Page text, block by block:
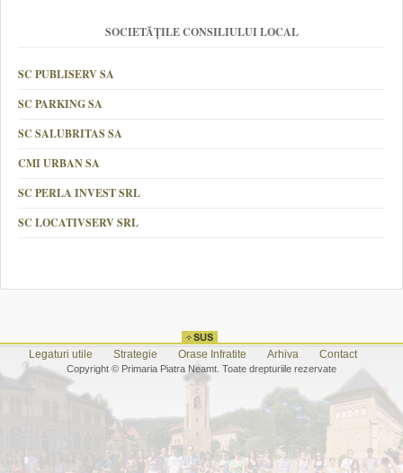
SOCIETĂȚILE CONSILIULUI LOCAL
SC PUBLISERV SA
SC PARKING SA
SC SALUBRITAS SA
CMI URBAN SA
SC PERLA INVEST SRL
SC LOCATIVSERV SRL
Legaturi utile Strategie Orase Infratite Arhiva Contact
Copyright © Primaria Piatra Neamt. Toate drepturiile rezervate